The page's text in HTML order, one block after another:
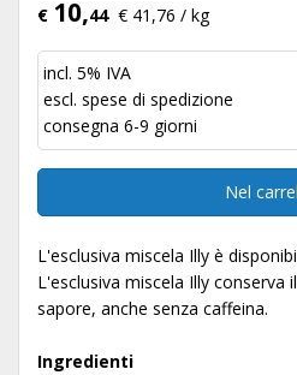
€ 10,44€ 41,76 / kg
incl. 5% IVA
escl. spese di spedizione
consegna 6-9 giorni
Nel
L'esclusiva miscela Illy è
L'esclusiva miscela Illy conserva
sapore, anche senza caffeina.
Ingredienti